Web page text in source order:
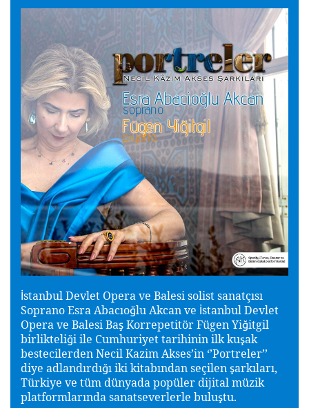
İstanbul Devlet Opera ve Balesi solist sanatçısı
Soprano Esra Abacıoğlu Akcan ve İstanbul Devlet
Opera ve Balesi Baş Korrepetitör Fügen Yiğitgil
birlikteliği ile Cumhuriyet tarihinin ilk kuşak
bestecilerden Necil Kazim Akses’in ‘’Portreler’’
diye adlandırdığı iki kitabından seçilen şarkıları,
Türkiye ve tüm dünyada popüler dijital müzik
platformlarında sanatseverlerle buluştu.